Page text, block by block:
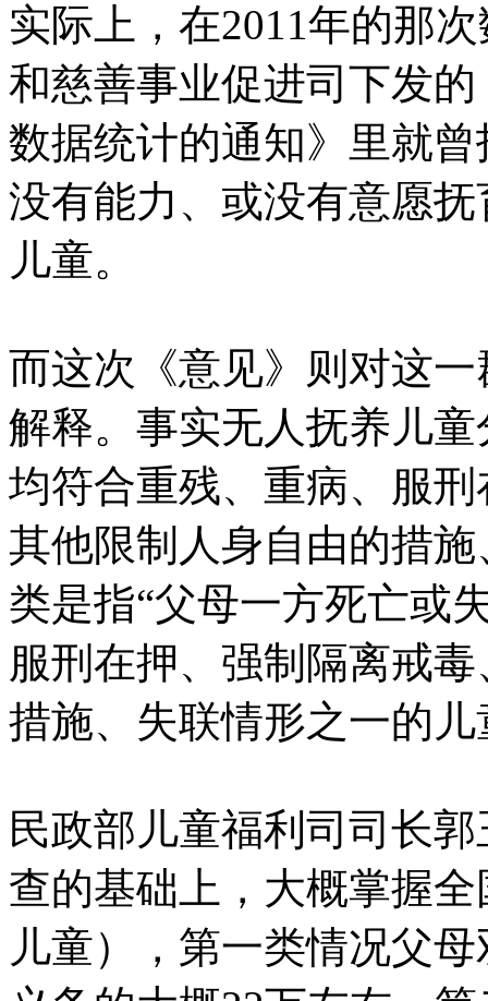
实际上，在2011年的那
和慈善事业促进司下发
数据统计的通知》里就
没有能力、或没有意愿
儿童。
而这次《意见》则对这
解释。事实无人抚养儿
均符合重残、重病、服
其他限制人身自由的措
类是指“父母一方死亡或
服刑在押、强制隔离戒
措施、失联情形之一的儿
民政部儿童福利司司长
查的基础上，大概掌握
儿童），第一类情况父